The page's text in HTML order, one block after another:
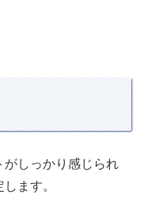
がしっかり感じられ
ます。